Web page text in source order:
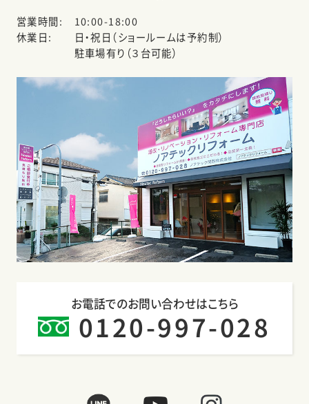
営業時間
10:00-18:00
休業日
日・祝日（ショールームは予約制）
駐車場有り（３台可能）
お電話でのお問い合わせはこちら
0120-997-028